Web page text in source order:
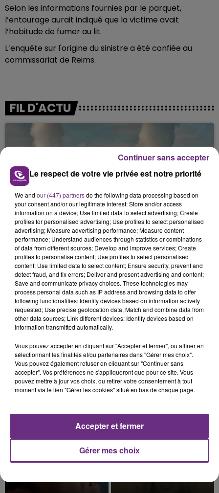
Selon les informations fournies par le parquet,
l’entourage aurait indiqué que la victime avait
l’habitude de fumer au lit.
L’enquête sur l'origine du sinistre a été confiée au
commissariat de Reims.
FIL D'ACTU
11h37
LA CENTRALE NUCLÉAIRE DE CHOOZ
TOUJOURS À L'ARRÊT
Cela fait déjà une semaine que la centrale
nucléaire ardennaise est à l'arrêt. Une situation
justifiée par la sécheresse intense qui est toujours
présente.
10h16
LE MAGASIN JOUÉCLUB DE REIMS FERME
SES PORTES
C'était l'une des institutions du centre-ville
rémois. Le magasin JouéClub est contraint de
fermer ses portes.
TITRES DIFFUSÉS
Le respect de votre vie privée est notre priorité
We and our (447) partnersdo the following data processing based on
your consent and/or our legitimate interest: Store and/or access
information on a device; Use limited data to select advertising; Create
profiles for personalised advertising; Use profiles to select personalised
advertising; Measure advertising performance; Measure content
performance; Understand audiences through statistics or combinations
of data from different sources; Develop and improve services; Create
profiles to personalise content; Use profiles to select personalised
content; Use limited data to select content; Ensure security, prevent and
detect fraud, and fix errors; Deliver and present advertising and content;
Save and communicate privacy choices. These technologies may
process personal data such as IP address and browsing data to offer
following functionalities: Identify devices based on information actively
requested; Use precise geolocation data; Match and combine data from
other data sources; Link different devices; Identify devices based on
information transmitted automatically.
Vous pouvez accepter en cliquant sur "Accepter et fermer", ou affiner en
sélectionnant les finalités et/ou partenaires dans "Gérer mes choix".
Vous pouvez également refuser en cliquant sur "Continuer sans
accepter". Vos préférences ne s'appliqueront que pour ce site. Vous
pouvez mettre à jour vos choix, ou retirer votre consentement à tout
moment via le lien "Gérer les cookies" situé en bas de chaque page.
Gérer mes choix
Accepter et fermer
Continuer sans accepter